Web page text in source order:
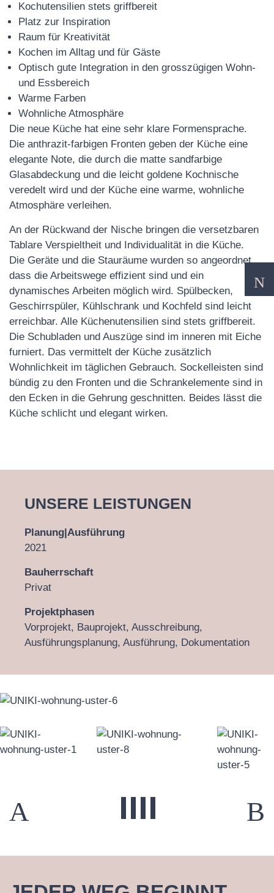
Kochutensilien stets griffbereit
Platz zur Inspiration
Raum für Kreativität
Kochen im Alltag und für Gäste
Optisch gute Integration in den grosszügigen Wohn-
und Essbereich
Warme Farben
Wohnliche Atmosphäre
Die neue Küche hat eine sehr klare Formensprache.
Die anthrazit-farbigen Fronten geben der Küche eine
elegante Note, die durch die matte sandfarbige
Glasabdeckung und die leicht goldene Kochnische
veredelt wird und der Küche eine warme, wohnliche
Atmosphäre verleihen.
An der Rückwand der Nische bringen die versetzbaren
Tablare Verspieltheit und Individualität in die Küche.
Die Geräte und die Stauräume wurden so angeordnet,
dass die Arbeitswege effizient sind und ein
dynamisches Arbeiten möglich wird. Spülbecken,
Geschirrspüler, Kühlschrank und Kochfeld sind leicht
erreichbar. Alle Küchenutensilien sind stets griffbereit.
Die Schubladen und Auszüge sind im inneren mit Eiche
furniert. Das vermittelt der Küche zusätzlich
Wohnlichkeit im täglichen Gebrauch. Sockelleisten sind
bündig zu den Fronten und die Schrankelemente sind in
den Ecken in die Gehrung geschnitten. Beides lässt die
Küche schlicht und elegant wirken.
UNSERE LEISTUNGEN
Planung|Ausführung
2021
Bauherrschaft
Privat
Projektphasen
Vorprojekt, Bauprojekt, Ausschreibung,
Ausführungsplanung, Ausführung, Dokumentation